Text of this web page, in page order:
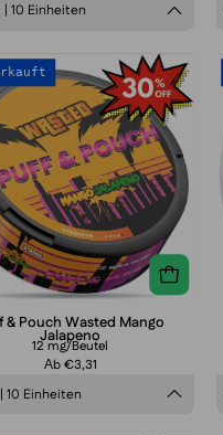
10 Einheiten
Puff
&
Pouch
Wasted
Mango
Jalapeno
& Pouch Wasted Mango
Jalapeno
12 mg/Beutel
Аb €3,31
10 Einheiten